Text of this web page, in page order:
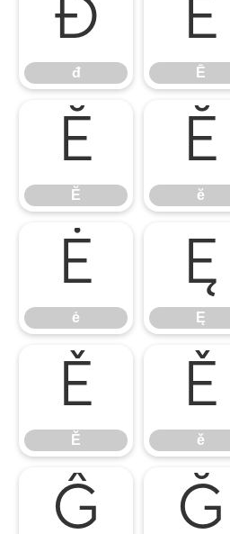
đ
đ
Ē
Ē
Ĕ
Ĕ
ĕ
ĕ
ė
ė
Ę
Ę
Ě
Ě
ě
ě
ĝ Ğ